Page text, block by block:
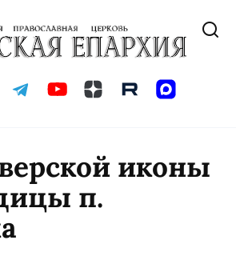
иконы
п.